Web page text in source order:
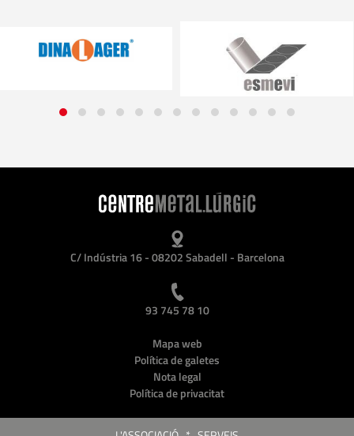
C/ Indústria 16 - 08202 Sabadell - Barcelona
93 745 78 10
Mapa web
Política de galetes
Nota legal
Política de privacitat